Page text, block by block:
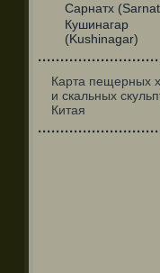
Сарнатх
Кушинагар
(Kushinagar)
Карта пещерных
и скальных
Китая